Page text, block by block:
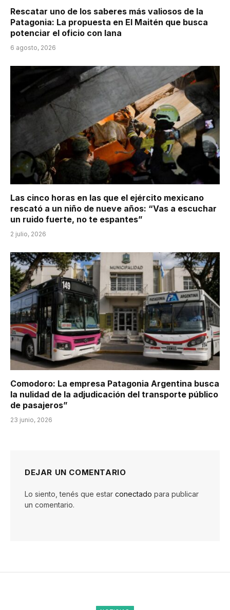
Rescatar uno de los saberes más valiosos de la
Patagonia: La propuesta en El Maitén que busca
potenciar el oficio con lana
6 agosto, 2026
Las cinco horas en las que el ejército mexicano
rescató a un niño de nueve años: “Vas a escuchar
un ruido fuerte, no te espantes”
2 julio, 2026
Comodoro: La empresa Patagonia Argentina busca
la nulidad de la adjudicación del transporte público
de pasajeros”
23 junio, 2026
DEJAR UN COMENTARIO
Lo siento, tenés que estar conectado para publicar
un comentario.